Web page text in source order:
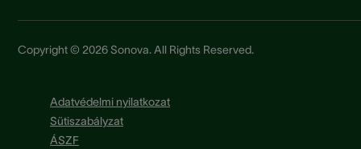
Copyright © 2026 Sonova. All Rights Reserved.
Adatvédelmi nyilatkozat
Sütiszabályzat
ÁSZF